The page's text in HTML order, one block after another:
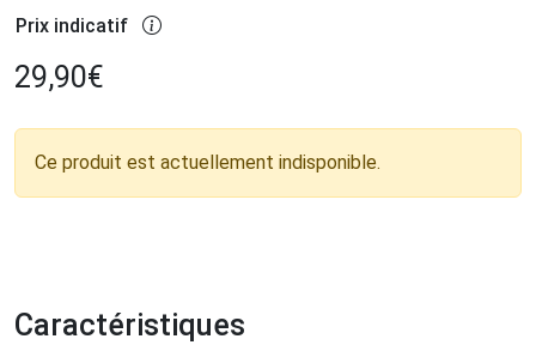
Prix indicatif
29,90€
Ce produit est actuellement indisponible.
Caractéristiques